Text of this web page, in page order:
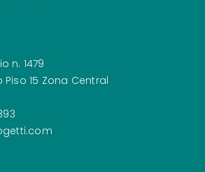
n. 1479
Piso 15 Zona Central